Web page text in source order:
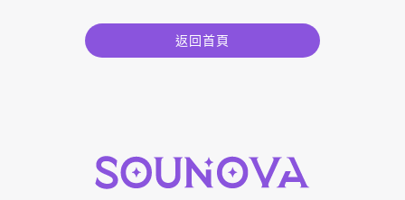
返回首頁